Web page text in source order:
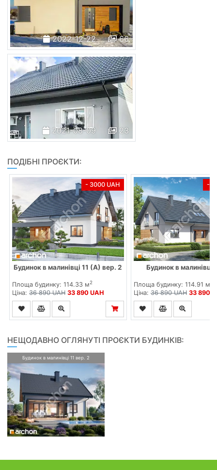
2022-12-22 66
2021-08-09 23
ПОДІБНІ ПРОЄКТИ:
- 3000 UAH
Будинок в малинівці 11 (А) вер. 2
Площа будинку: 114.33 м2
Ціна: 36 890 UAH 33 890 UAH
-
Будинок в малинівці
Площа будинку: 114.91 м
Ціна:36 890 UAH 33 890
НЕЩОДАВНО ОГЛЯНУТІ ПРОЄКТИ БУДИНКІВ:
Будинок в малинівці 11 вер. 2